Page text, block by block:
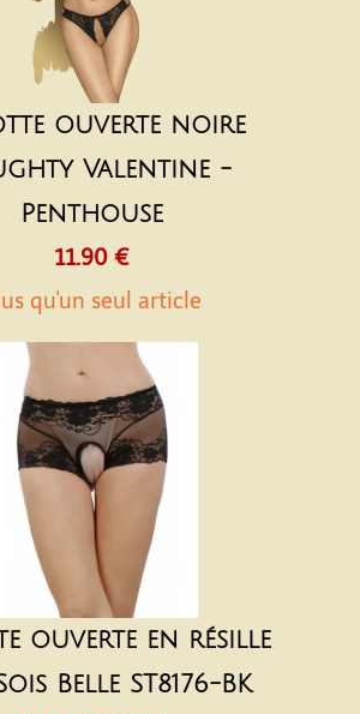
ouverte noire
Valentine -
Penthouse
11.90 €
qu'un seul article
ouverte en résille
Belle ST8176-BK